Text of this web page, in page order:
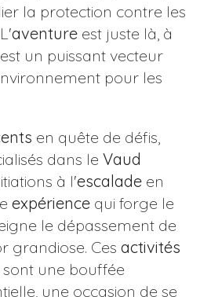
la protection contre les
aventureest juste là, à
un puissant vecteur
pour les
en quête de défis,
dans le Vaud
à l'escaladeen
expériencequi forge le
le dépassement de
grandiose. Ces activités
une bouffée
une occasion de se